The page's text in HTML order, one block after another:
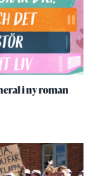
i ny roman